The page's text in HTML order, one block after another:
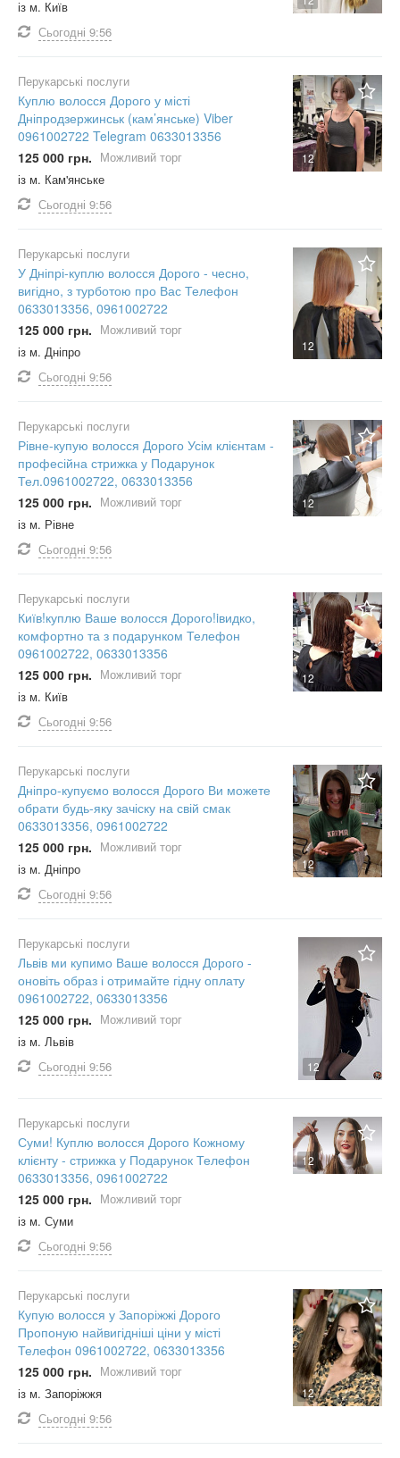
із м. Київ
Сьогодні 9:56
12
Перукарські послуги
Куплю волосся Дорого у місті
Дніпродзержинськ (кам’янське) Viber
0961002722 Telegram 0633013356
125 000 грн. Можливий торг
із м. Кам'янське
Сьогодні 9:56
12
Перукарські послуги
У Дніпрі-куплю волосся Дорого - чесно,
вигідно, з турботою про Вас Телефон
0633013356, 0961002722
125 000 грн. Можливий торг
із м. Дніпро
Сьогодні 9:56
12
Перукарські послуги
Рівне-купую волосся Дорого Усім клієнтам -
професійна стрижка у Подарунок
Тел.0961002722, 0633013356
125 000 грн. Можливий торг
із м. Рівне
Сьогодні 9:56
12
Перукарські послуги
Київ!куплю Ваше волосся Дорого!iвидко,
комфортно та з подарунком Телефон
0961002722, 0633013356
125 000 грн. Можливий торг
із м. Київ
Сьогодні 9:56
12
Перукарські послуги
Дніпро-купуємо волосся Дорого Ви можете
обрати будь-яку зачіску на свій смак
0633013356, 0961002722
125 000 грн. Можливий торг
із м. Дніпро
Сьогодні 9:56
12
Перукарські послуги
Львів ми купимо Ваше волосся Дорого -
оновіть образ і отримайте гідну оплату
0961002722, 0633013356
125 000 грн. Можливий торг
із м. Львів
Сьогодні 9:56
12
Перукарські послуги
Суми! Куплю волосся Дорого Кожному
клієнту - стрижка у Подарунок Телефон
0633013356, 0961002722
125 000 грн. Можливий торг
із м. Суми
Сьогодні 9:56
12
Перукарські послуги
Купую волосся у Запоріжжі Дорого
Пропоную найвигідніші ціни у місті
Телефон 0961002722, 0633013356
125 000 грн. Можливий торг
із м. Запоріжжя
Сьогодні 9:56